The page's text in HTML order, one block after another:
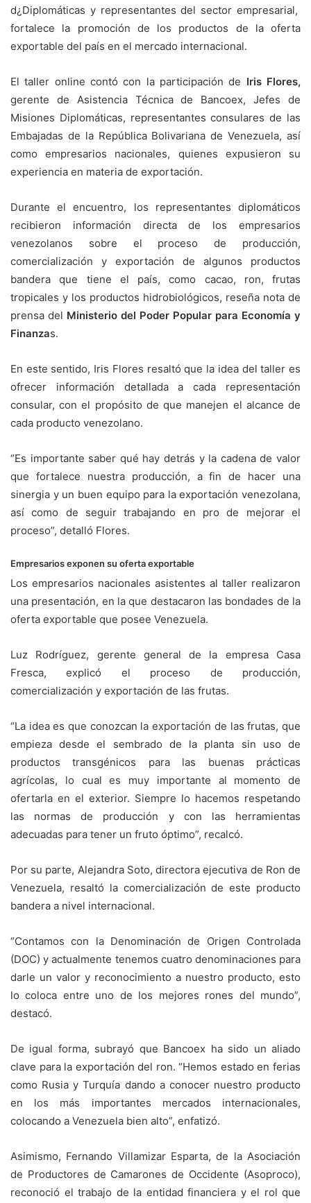
d¿Diplomáticas y representantes del sector empresarial,
fortalece la promoción de los productos de la oferta
exportable del país en el mercado internacional.
El taller online contó con la participación de Iris Flores,
gerente de Asistencia Técnica de Bancoex, Jefes de
Misiones Diplomáticas, representantes consulares de las
Embajadas de la República Bolivariana de Venezuela, así
como empresarios nacionales, quienes expusieron su
experiencia en materia de exportación.
Durante el encuentro, los representantes diplomáticos
recibieron información directa de los empresarios
venezolanos sobre el proceso de producción,
comercialización y exportación de algunos productos
bandera que tiene el país, como cacao, ron, frutas
tropicales y los productos hidrobiológicos, reseña nota de
prensa del Ministerio del Poder Popular para Economía y
Finanzas.
En este sentido, Iris Flores resaltó que la idea del taller es
ofrecer información detallada a cada representación
consular, con el propósito de que manejen el alcance de
cada producto venezolano.
“Es importante saber qué hay detrás y la cadena de valor
que fortalece nuestra producción, a fin de hacer una
sinergia y un buen equipo para la exportación venezolana,
así como de seguir trabajando en pro de mejorar el
proceso”, detalló Flores.
Empresarios exponen su oferta exportable
Los empresarios nacionales asistentes al taller realizaron
una presentación, en la que destacaron las bondades de la
oferta exportable que posee Venezuela.
Luz Rodríguez, gerente general de la empresa Casa
Fresca, explicó el proceso de producción,
comercialización y exportación de las frutas.
“La idea es que conozcan la exportación de las frutas, que
empieza desde el sembrado de la planta sin uso de
productos transgénicos para las buenas prácticas
agrícolas, lo cual es muy importante al momento de
ofertarla en el exterior. Siempre lo hacemos respetando
las normas de producción y con las herramientas
adecuadas para tener un fruto óptimo”, recalcó.
Por su parte, Alejandra Soto, directora ejecutiva de Ron de
Venezuela, resaltó la comercialización de este producto
bandera a nivel internacional.
“Contamos con la Denominación de Origen Controlada
(DOC) y actualmente tenemos cuatro denominaciones para
darle un valor y reconocimiento a nuestro producto, esto
lo coloca entre uno de los mejores rones del mundo”,
destacó.
De igual forma, subrayó que Bancoex ha sido un aliado
clave para la exportación del ron. “Hemos estado en ferias
como Rusia y Turquía dando a conocer nuestro producto
en los más importantes mercados internacionales,
colocando a Venezuela bien alto”, enfatizó.
Asimismo, Fernando Villamizar Esparta, de la Asociación
de Productores de Camarones de Occidente (Asoproco),
reconoció el trabajo de la entidad financiera y el rol que